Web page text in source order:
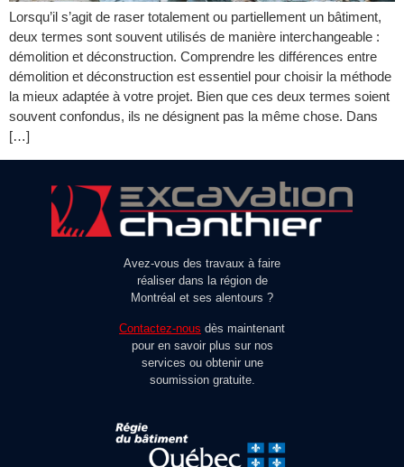
Lorsqu’il s’agit de raser totalement ou partiellement un bâtiment,
deux termes sont souvent utilisés de manière interchangeable :
démolition et déconstruction. Comprendre les différences entre
démolition et déconstruction est essentiel pour choisir la méthode
la mieux adaptée à votre projet. Bien que ces deux termes soient
souvent confondus, ils ne désignent pas la même chose. Dans
[…]
Avez-vous des travaux à faire
réaliser dans la région de
Montréal et ses alentours ?
Contactez-nous dès maintenant
pour en savoir plus sur nos
services ou obtenir une
soumission gratuite.